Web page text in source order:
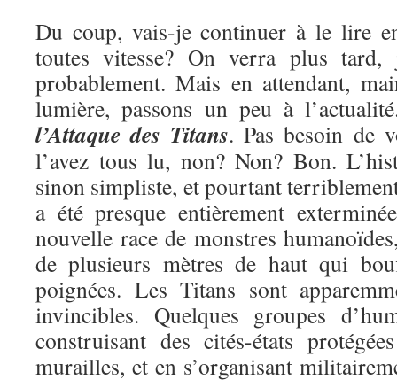
Du coup, vais-je continuer à le lire
toutes vitesse? On verra plus
probablement. Mais en attendant,
lumière, passons un peu à
l’Attaque des Titans. Pas besoin de
l’avez tous lu, non? Non? Bon.
sinon simpliste, et pourtant
a été presque entièrement
nouvelle race de monstres
de plusieurs mètres de haut qui
poignées. Les Titans sont
invincibles. Quelques groupes
construisant des cités-états
murailles, et en s’organisant